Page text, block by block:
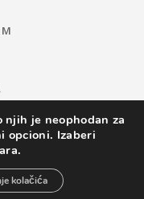
NAUKE
njih je neophodan za
opcioni. Izaberi
kolačića